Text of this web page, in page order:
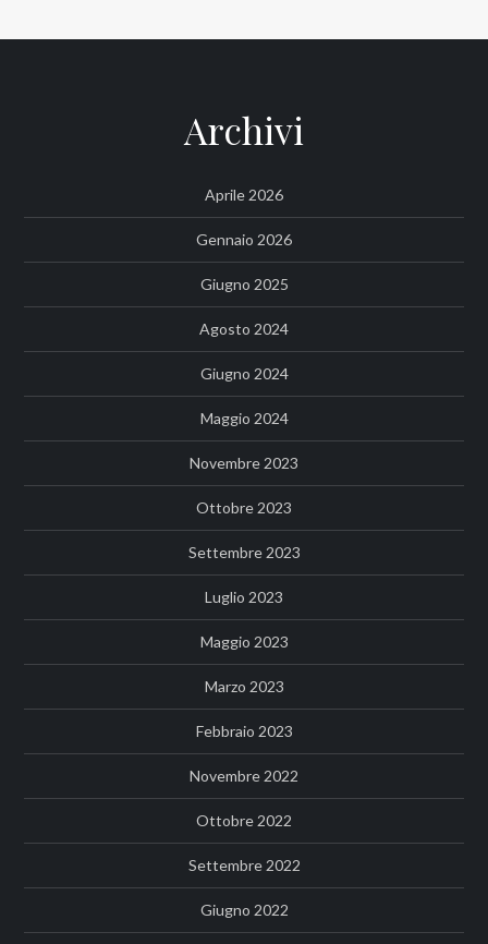
Archivi
Aprile 2026
Gennaio 2026
Giugno 2025
Agosto 2024
Giugno 2024
Maggio 2024
Novembre 2023
Ottobre 2023
Settembre 2023
Luglio 2023
Maggio 2023
Marzo 2023
Febbraio 2023
Novembre 2022
Ottobre 2022
Settembre 2022
Giugno 2022